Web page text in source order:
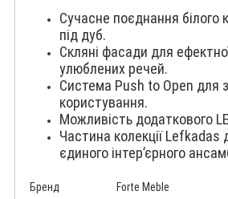
Сучасне поєднання білого
під дуб.
Скляні фасади для
улюблених речей.
Система Push to Open для
користування.
Можливість додаткового
Частина колекції Lefkadas
єдиного інтер’єрного
Бренд
Forte Meble